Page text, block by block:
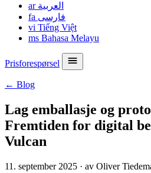
ar العربية
fa فارسی
vi Tiếng Việt
ms Bahasa Melayu
Prisforespørsel
← Blog
Lag emballasje og
Fremtiden for digital
Vulcan
11. september 2025 · av Oliver